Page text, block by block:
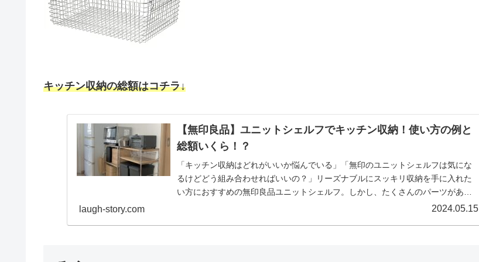
キッチン収納の総額はコチラ↓
【無印良品】ユニットシェルフでキッチン収納！使い方の例と
総額いくら！？
「キッチン収納はどれがいいか悩んでいる」「無印のユニットシェルフは気にな
るけどどう組み合わせればいいの？」リーズナブルにスッキリ収納を手に入れた
い方におすすめの無印良品ユニットシェルフ。しかし、たくさんのパーツがあ
laugh-story.com 2024.05.15